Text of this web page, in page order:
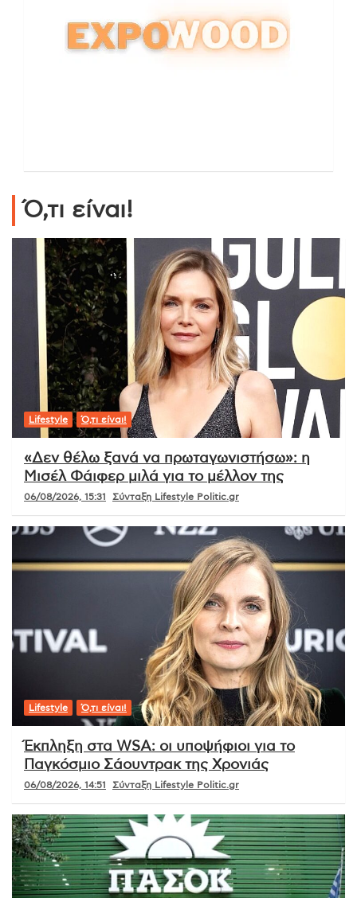
Ό,τι είναι!
Lifestyle Ό,τι είναι!
«Δεν θέλω ξανά να πρωταγωνιστήσω»: η
Μισέλ Φάιφερ μιλά για το μέλλον της
06/08/2026, 15:31 Σύνταξη Lifestyle Politic.gr
Lifestyle Ό,τι είναι!
Έκπληξη στα WSA: οι υποψήφιοι για το
Παγκόσμιο Σάουντρακ της Χρονιάς
06/08/2026, 14:51 Σύνταξη Lifestyle Politic.gr